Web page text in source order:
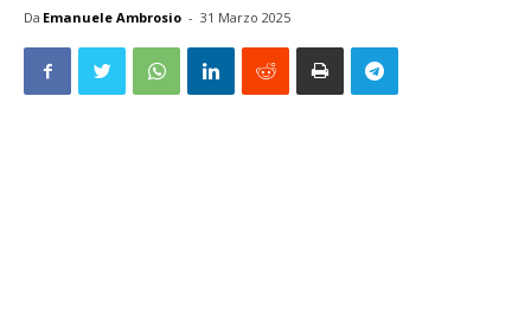
Da Emanuele Ambrosio - 31 Marzo 2025